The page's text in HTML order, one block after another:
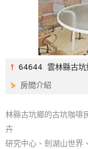
紅
你
⫯64644 雲林縣古
⋟ 房間介紹
林縣古坑鄉的古坑咖啡
卉
研究中心、劍湖山世